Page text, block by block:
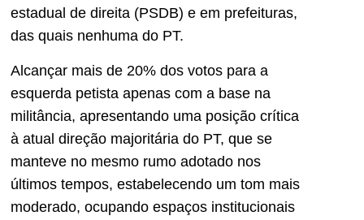
estadual de direita (PSDB) e em prefeituras,
das quais nenhuma do PT.
Alcançar mais de 20% dos votos para a
esquerda petista apenas com a base na
militância, apresentando uma posição crítica
à atual direção majoritária do PT, que se
manteve no mesmo rumo adotado nos
últimos tempos, estabelecendo um tom mais
moderado, ocupando espaços institucionais